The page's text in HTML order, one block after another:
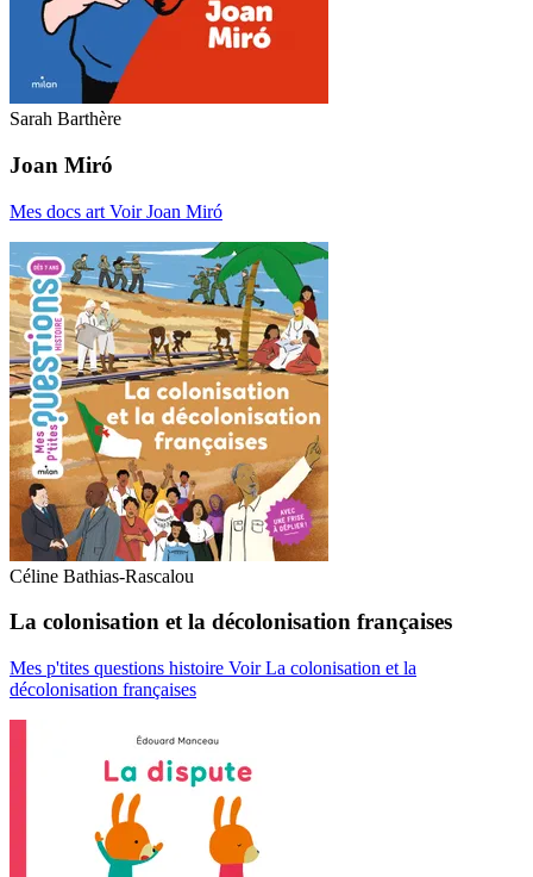
Sarah Barthère
Joan Miró
Mes docs art Voir Joan Miró
Céline Bathias-Rascalou
La colonisation et la décolonisation françaises
Mes p'tites questions histoire Voir La colonisation et la
décolonisation françaises